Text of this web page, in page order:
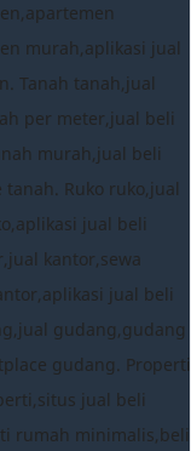
murah,aplikasi jual
Tanah tanah,jual
per meter,jual beli
murah,jual beli
Ruko ruko,jual
jual beli
kantor,sewa
jual beli
gudang,gudang
gudang. Properti
jual beli
rumah minimalis,beli